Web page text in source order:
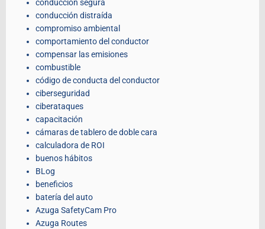
conducción segura
conducción distraída
compromiso ambiental
comportamiento del conductor
compensar las emisiones
combustible
código de conducta del conductor
ciberseguridad
ciberataques
capacitación
cámaras de tablero de doble cara
calculadora de ROI
buenos hábitos
BLog
beneficios
batería del auto
Azuga SafetyCam Pro
Azuga Routes